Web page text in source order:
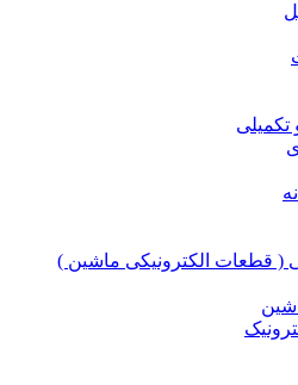
تکمیلی
( قطعات الکترونیکی ماشین )